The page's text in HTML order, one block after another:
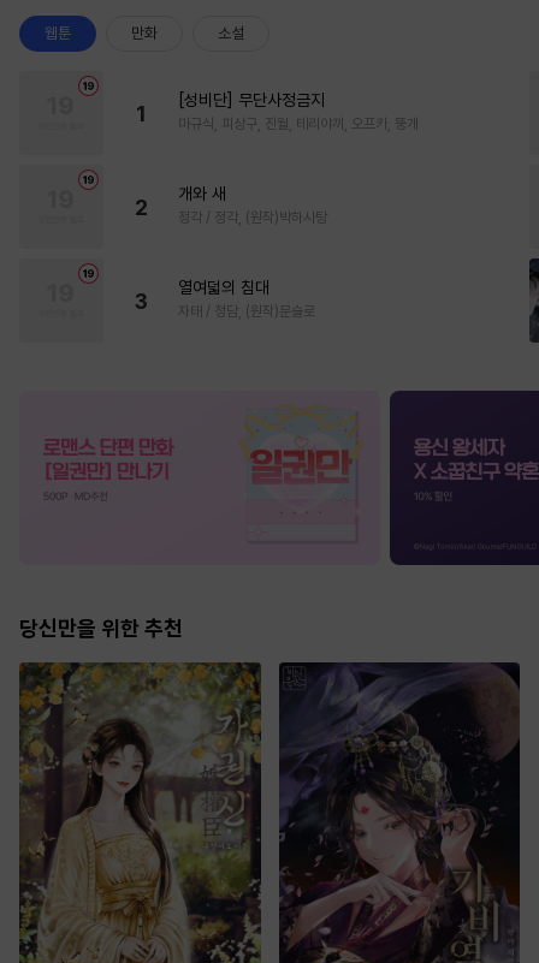
웹툰 만화 소설
1
[성비단] 무단사정금지
마규식, 피상구, 진월, 테리야끼, 오프카, 뚱개
2
개와 새
정각 / 정각, (원작)박하사탕
3
열여덟의 침대
자태 / 청담, (원작)문슬로
당신만을 위한 추천